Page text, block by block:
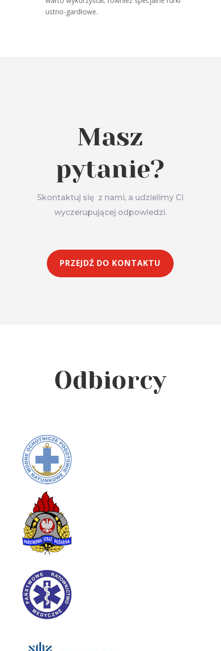
ustno-gardłowe.
Masz
pytanie?
Skontaktuj się z nami, a udzielimy Ci
wyczerupującej odpowiedzi.
PRZEJDŹ DO KONTAKTU
Odbiorcy